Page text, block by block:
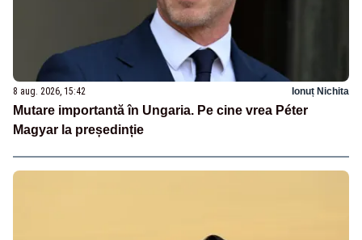
8 aug. 2026, 15:42 Ionuț Nichita
Mutare importantă în Ungaria. Pe cine vrea Péter
Magyar la președinție